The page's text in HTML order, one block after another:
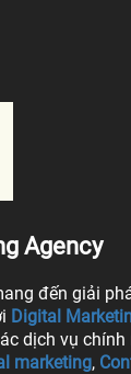
Agency
đến giải
Digital
dịch vụ chính
marketing,